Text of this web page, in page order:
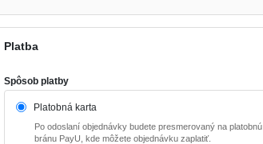
Platba
Spôsob platby
Platobná karta
Po odoslaní objednávky budete presmerovaný na platobnú
bránu PayU, kde môžete objednávku zaplatiť.